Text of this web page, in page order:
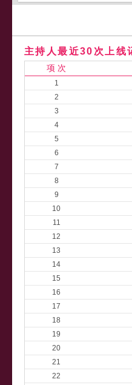
主持人最近30次上线
项 次
1
2
3
4
5
6
7
8
9
10
11
12
13
14
15
16
17
18
19
20
21
22